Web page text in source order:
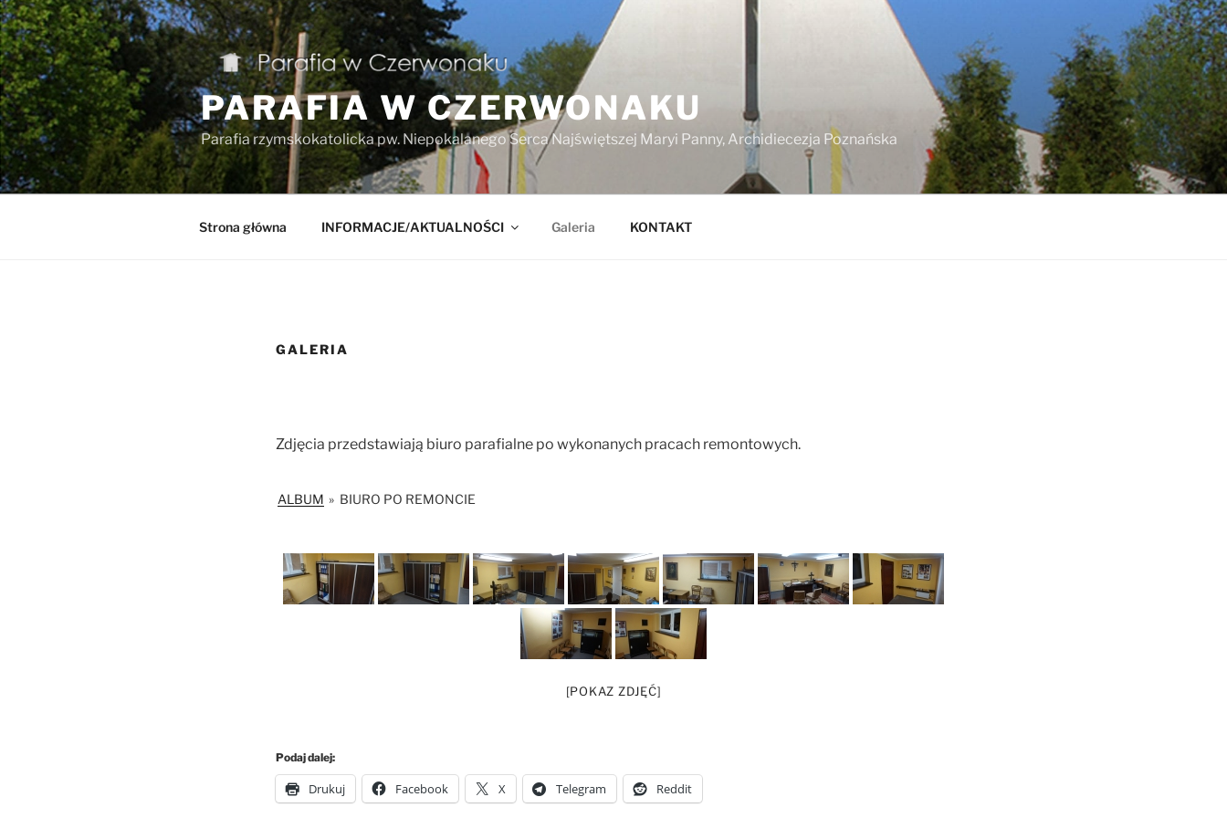
Przejdź
do
treści
PARAFIA W CZERWONAKU
Parafia rzymskokatolicka pw. Niepokalanego Serca Najświętszej Maryi Panny, Archidiecezja Poznańska
Strona główna INFORMACJE/AKTUALNOŚCI Galeria KONTAKT
GALERIA
Zdjęcia przedstawiają biuro parafialne po wykonanych pracach remontowych.
ALBUM » BIURO PO REMONCIE
[POKAZ ZDJĘĆ]
Podaj dalej:
Drukuj Facebook X Telegram Reddit